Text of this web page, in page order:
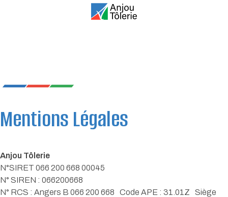
Mentions Légales
Anjou Tôlerie
N°SIRET 066 200 668 00045
N° SIREN : 066200668
N° RCS : Angers B 066 200 668 Code APE : 31.01Z Siège